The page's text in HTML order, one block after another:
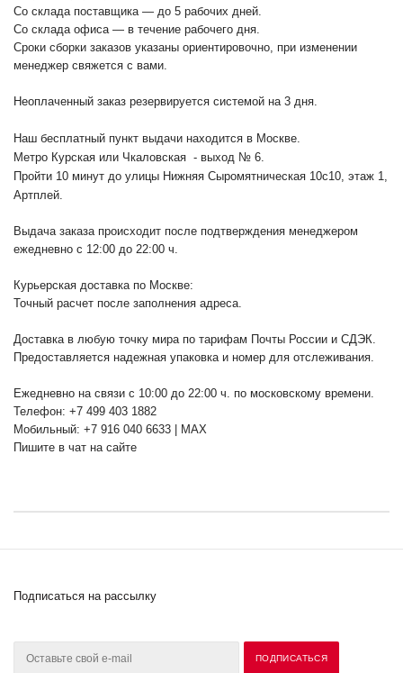
Со склада поставщика — до 5 рабочих дней.
Со склада офиса — в течение рабочего дня.
Сроки сборки заказов указаны ориентировочно, при изменении
менеджер свяжется с вами.
Неоплаченный заказ резервируется системой на 3 дня.
Наш бесплатный пункт выдачи находится в Москве.
Метро Курская или Чкаловская - выход № 6.
Пройти 10 минут до улицы Нижняя Сыромятническая 10с10, этаж 1,
Артплей.
Выдача заказа происходит после подтверждения менеджером
ежедневно с 12:00 до 22:00 ч.
Курьерская доставка по Москве:
Точный расчет после заполнения адреса.
Доставка в любую точку мира по тарифам Почты России и СДЭК.
Предоставляется надежная упаковка и номер для отслеживания.
Ежедневно на связи с 10:00 до 22:00 ч. по московскому времени.
Телефон: +7 499 403 1882
Мобильный: +7 916 040 6633 | MAX
Пишите в чат на сайте
Подписаться на рассылку